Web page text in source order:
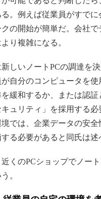
。例えば従業員がすで
の開始が簡単だ。会社
り複雑になる。
しいノートPCの調達を
自分のコンピュータを
緩和するか、または認
ュリティ」を採用する
では、企業データの安
る必要があると同氏は述
くのPCショップでノー
。